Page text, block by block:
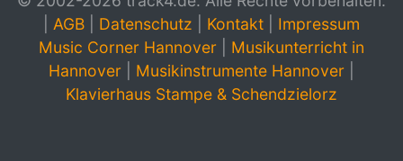
AGB Datenschutz Kontakt
Impressum
Music Corner Hannover
Musikunterricht in
Hannover
Musikinstrumente Hannover
Klavierhaus Stampe & Schendzielorz